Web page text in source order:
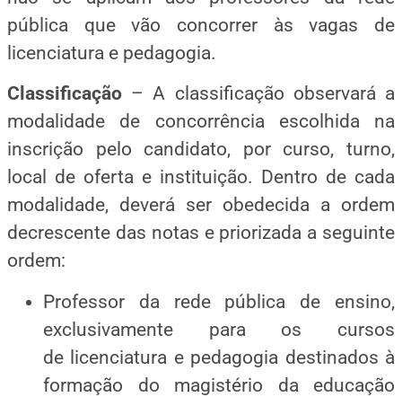
pública que vão concorrer às vagas de
licenciatura e pedagogia.
Classificação –A classificação observará a
modalidade de concorrência escolhida na
inscrição pelo candidato, por curso, turno,
local de oferta e instituição. Dentro de cada
modalidade, deverá ser obedecida a ordem
decrescente das notas e priorizada a seguinte
ordem:
Professor da rede pública de ensino,
exclusivamente para os cursos
de licenciatura e pedagogia destinados à
formação do magistério da educação